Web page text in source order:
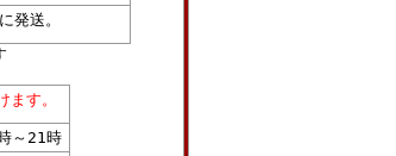
発送。
ます。
～21時